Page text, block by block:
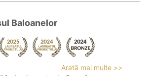
Baloanelor
Arată mai multe >>